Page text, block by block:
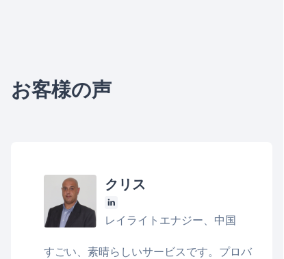
お客様の声
クリス
レイライトエナジー、中国
すごい、素晴らしいサービスです。プロバ